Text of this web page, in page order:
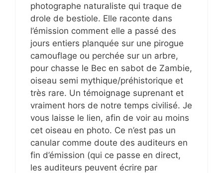
photographe naturaliste qui traque de
drole de bestiole. Elle raconte dans
l’émission comment elle a passé des
jours entiers planquée sur une pirogue
camouflage ou perchée sur un arbre,
pour chasse le Bec en sabot de Zambie,
oiseau semi mythique/préhistorique et
très rare. Un témoignage suprenant et
vraiment hors de notre temps civilisé. Je
vous laisse le lien, afin de voir au moins
cet oiseau en photo. Ce n’est pas un
canular comme doute des auditeurs en
fin d’émission (qui ce passe en direct,
les auditeurs peuvent écrire par